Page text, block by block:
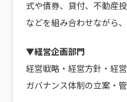
式や債券、貸付、不動産
などを組み合わせながら、
▼経営企画部門
経営戦略・経営方針・経
ガバナンス体制の立案・